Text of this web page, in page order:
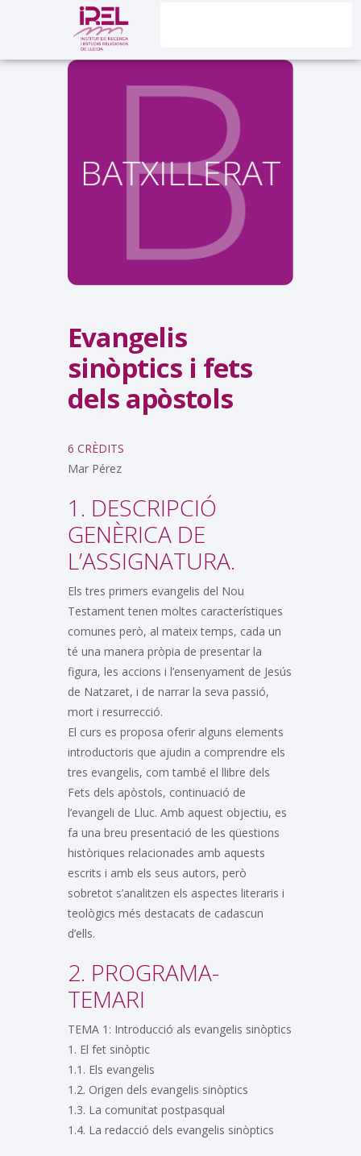
Evangelis
sinòptics i fets
dels apòstols
6 CRÈDITS
Mar Pérez
1. DESCRIPCIÓ
GENÈRICA DE
L’ASSIGNATURA.
Els tres primers evangelis del Nou
Testament tenen moltes característiques
comunes però, al mateix temps, cada un
té una manera pròpia de presentar la
figura, les accions i l’ensenyament de Jesús
de Natzaret, i de narrar la seva passió,
mort i resurrecció.
El curs es proposa oferir alguns elements
introductoris que ajudin a comprendre els
tres evangelis, com també el llibre dels
Fets dels apòstols, continuació de
l’evangeli de Lluc. Amb aquest objectiu, es
fa una breu presentació de les qüestions
històriques relacionades amb aquests
escrits i amb els seus autors, però
sobretot s’analitzen els aspectes literaris i
teològics més destacats de cadascun
d’ells.
2. PROGRAMA-
TEMARI
TEMA 1: Introducció als evangelis sinòptics
1. El fet sinòptic
1.1. Els evangelis
1.2. Origen dels evangelis sinòptics
1.3. La comunitat postpasqual
1.4. La redacció dels evangelis sinòptics